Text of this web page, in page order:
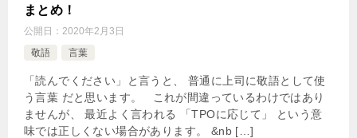
まとめ！
公開日： 2020年2月3日
敬語
言葉
「読んでください」と言うと、 普通に上司に敬語として使
う言葉 だと思います。 これが間違っているわけではあり
ませんが、 最近よく言われる 「TPOに応じて」 という意
味では正しくない場合があります。 &nb […]